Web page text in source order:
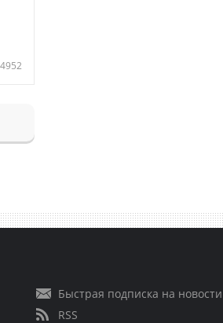
4952
Быстрая подписка на новости
RSS